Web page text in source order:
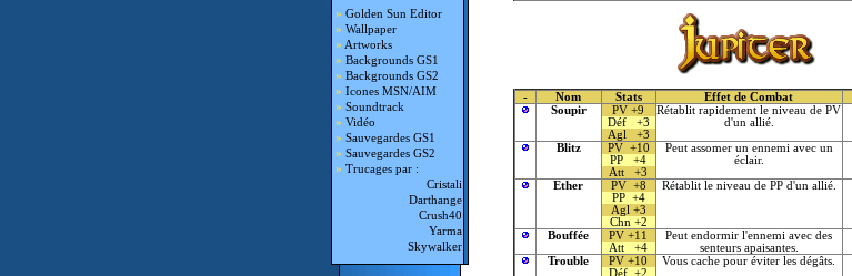
» Golden Sun Editor
» Wallpaper
» Artworks
» Backgrounds GS1
» Backgrounds GS2
» Icones MSN/AIM
» Soundtrack
» Vidéo
» Sauvegardes GS1
» Sauvegardes GS2
» Trucages par :
Cristali
Darthange
Crush40
Yarma
Skywalker
- Nom Stats Effet de Combat
Soupir
PV +9
Déf +3
Agl +3
Rétablit rapidement le niveau de PV
d'un allié.
Blitz
PV +10
PP +4
Att +3
Peut assomer un ennemi avec un
éclair.
Ether
PV +8
PP +4
Agl +3
Chn +2
Rétablit le niveau de PP d'un allié.
Bouffée
PV +11
Att +4
Peut endormir l'ennemi avec des
senteurs apaisantes.
Trouble
PV +10
Déf +2
Vous cache pour éviter les dégâts.